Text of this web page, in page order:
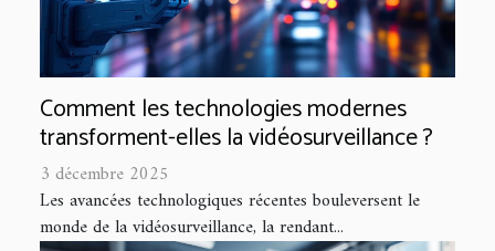
Comment les technologies modernes
transforment-elles la vidéosurveillance ?
3 décembre 2025
Les avancées technologiques récentes bouleversent le
monde de la vidéosurveillance, la rendant...